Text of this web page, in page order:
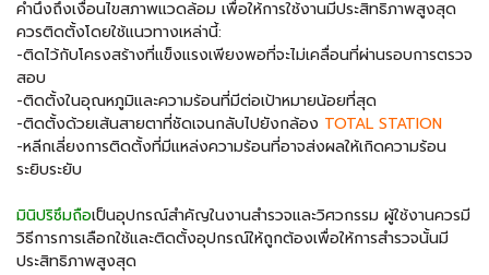
คำนึงถึงเงื่อนไขสภาพแวดล้อม เพื่อให้การใช้งานมีประสิทธิภาพสูงสุด
ควรติดตั้งโดยใช้แนวทางเหล่านี้:
-ติดไว้กับโครงสร้างที่แข็งแรงเพียงพอที่จะไม่เคลื่อนที่ผ่านรอบการตรวจ
สอบ
-ติดตั้งในอุณหภูมิและความร้อนที่มีต่อเป้าหมายน้อยที่สุด
-ติดตั้งด้วยเส้นสายตาที่ชัดเจนกลับไปยังกล้อง TOTAL STATION
-หลีกเลี่ยงการติดตั้งที่มีแหล่งความร้อนที่อาจส่งผลให้เกิดความร้อน
ระยิบระยับ
มินิปริซึมถือเป็นอุปกรณ์สำคัญในงานสำรวจและวิศวกรรม ผู้ใช้งานควรมี
วิธีการการเลือกใช้และติดตั้งอุปกรณ์ให้ถูกต้องเพื่อให้การสำรวจนั้นมี
ประสิทธิภาพสูงสุด